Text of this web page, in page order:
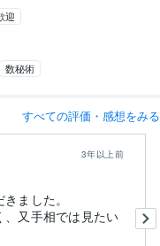
迎
数秘術
すべての評価・感想をみる
3年以上前
ました。
又手相では見たい